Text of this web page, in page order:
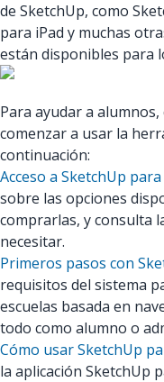
de SketchUp, como
para iPad y muchas
están disponibles para
Para ayudar a
comenzar a usar la
continuación:
Acceso a SketchUp
sobre las opciones
comprarlas, y consulta
necesitar.
Primeros pasos con
requisitos del sistema
escuelas basada en
todo como alumno o
Cómo usar SketchUp
la aplicación SketchUp